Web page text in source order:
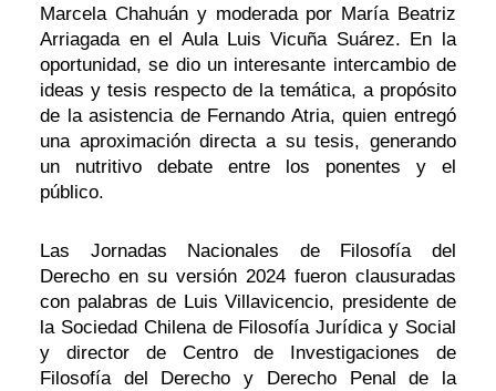
Marcela Chahuán y moderada por María Beatriz
Arriagada en el Aula Luis Vicuña Suárez. En la
oportunidad, se dio un interesante intercambio de
ideas y tesis respecto de la temática, a propósito
de la asistencia de Fernando Atria, quien entregó
una aproximación directa a su tesis, generando
un nutritivo debate entre los ponentes y el
público.
Las Jornadas Nacionales de Filosofía del
Derecho en su versión 2024 fueron clausuradas
con palabras de Luis Villavicencio, presidente de
la Sociedad Chilena de Filosofía Jurídica y Social
y director de Centro de Investigaciones de
Filosofía del Derecho y Derecho Penal de la